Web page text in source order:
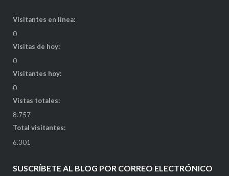
Visitantes en línea:
0
Visitas de hoy:
0
Visitantes hoy:
0
Vistas totales:
8.757
Total visitantes:
6.301
SUSCRÍBETE AL BLOG POR CORREO ELECTRÓNICO